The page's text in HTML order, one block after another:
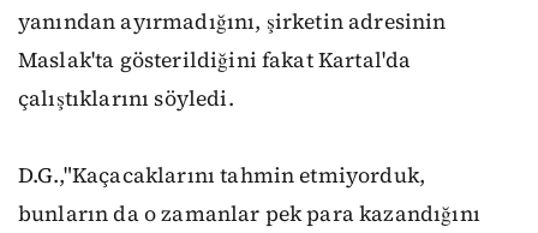
yanından ayırmadığını, şirketin adresinin
Maslak'ta gösterildiğini fakat Kartal'da
çalıştıklarını söyledi.
D.G.,"Kaçacaklarını tahmin etmiyorduk,
bunların da o zamanlar pek para kazandığını